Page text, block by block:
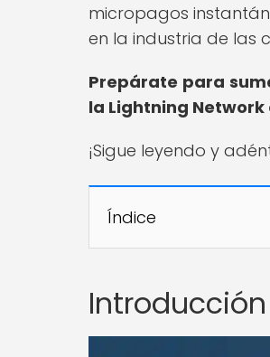
micropagos
en la industria de las
Prepárate para
la Lightning
¡Sigue leyendo y
Índice
Introducción